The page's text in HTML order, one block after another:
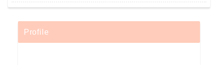
Profile